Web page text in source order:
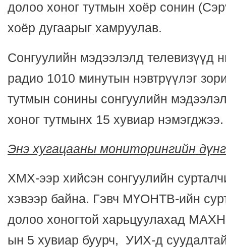
долоо хоног тутмын хоёр сонин
хоёр дугаарыг хамруулав.
Сонгуулийн мэдээлэлд телевизүүд
радио 1010 минутын нэвтрүүлэг
тутмын сонины сонгуулийн
хоног тутмынх 15 хувиар
Энэ хугацааны мониторингийн
ХМХ-ээр хийсэн сонгуулийн
хэвээр байна. Гэвч МҮОНТВ-ийн
долоо хоногтой харьцуулахад
ын 5 хувиар буурч, УИХ-д